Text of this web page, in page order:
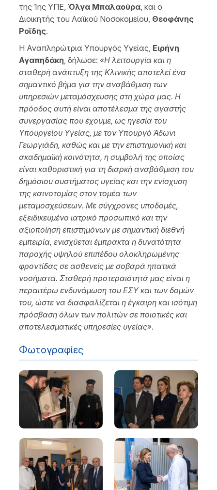
της 1ης ΥΠΕ Όλγα Μπαλαούρα , και ο
Διοικητής του Λαϊκού Νοσοκομείου, Θεοφάνης
Ροϊδης.
Η Αναπληρώτρια Υπουργός Υγείας, Ειρήνη
Αγαπηδάκη , δήλωσε: «Η λειτουργία και η
σταθερή ανάπτυξη της Κλινικής αποτελεί ένα
σημαντικό βήμα για την αναβάθμιση των
υπηρεσιών μεταμόσχευσης στη χώρα μας. Η
πρόοδος αυτή είναι αποτέλεσμα της αγαστής
συνεργασίας που έχουμε, ως ηγεσία του
Υπουργείου Υγείας, με τον Υπουργό Άδωνι
Γεωργιάδη, καθώς και με την επιστημονική και
ακαδημαϊκή κοινότητα, η συμβολή της οποίας
είναι καθοριστική για τη διαρκή αναβάθμιση του
δημόσιου συστήματος υγείας και την ενίσχυση
της καινοτομίας στον τομέα των
μεταμοσχεύσεων. Με σύγχρονες υποδομές,
εξειδικευμένο ιατρικό προσωπικό και την
αξιοποίηση επιστημόνων με σημαντική διεθνή
εμπειρία, ενισχύεται έμπρακτα η δυνατότητα
παροχής υψηλού επιπέδου ολοκληρωμένης
φροντίδας σε ασθενείς με σοβαρά ηπατικά
νοσήματα. Σταθερή προτεραιότητά μας είναι η
περαιτέρω ενδυνάμωση του ΕΣΥ και των δομών
του, ώστε να διασφαλίζεται η έγκαιρη και ισότιμη
πρόσβαση όλων των πολιτών σε ποιοτικές και
αποτελεσματικές υπηρεσίες υγείας».
Φωτογραφίες